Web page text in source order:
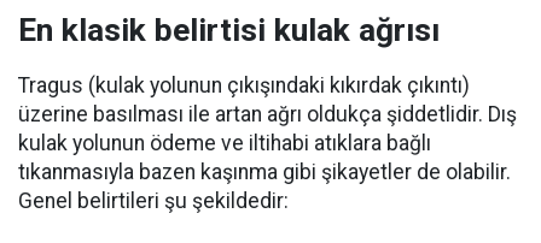
En klasik belirtisi kulak ağrısı
Tragus (kulak yolunun çıkışındaki kıkırdak çıkıntı)
üzerine basılması ile artan ağrı oldukça şiddetlidir. Dış
kulak yolunun ödeme ve iltihabi atıklara bağlı
tıkanmasıyla bazen kaşınma gibi şikayetler de olabilir.
Genel belirtileri şu şekildedir: